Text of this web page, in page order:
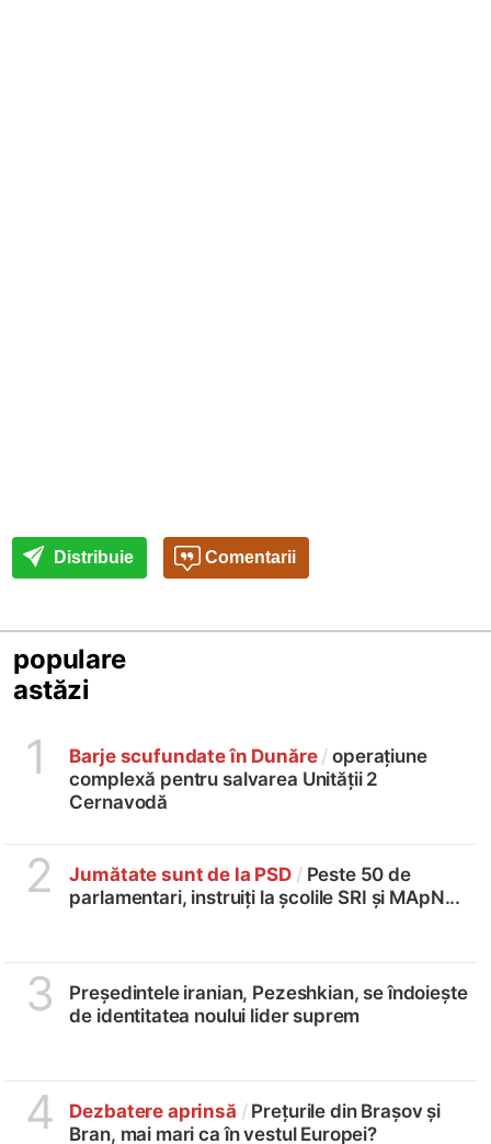
Distribuie Comentarii
populare
astăzi
1 Barje scufundate în Dunăre / operațiune
complexă pentru salvarea Unității 2
Cernavodă
2 Jumătate sunt de la PSD / Peste 50 de
parlamentari, instruiți la școlile SRI și MApN...
3
Președintele iranian, Pezeshkian, se îndoiește
de identitatea noului lider suprem
4 Dezbatere aprinsă /Prețurile din Brașov și
Bran, mai mari ca în vestul Europei?